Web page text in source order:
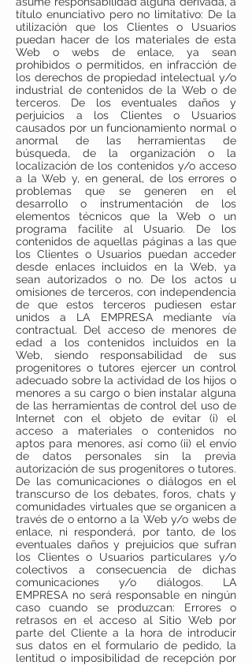
título enunciativo pero no limitativo: De la
utilización que los Clientes o Usuarios
puedan hacer de los materiales de esta
Web o webs de enlace, ya sean
prohibidos o permitidos, en infracción de
los derechos de propiedad intelectual y/o
industrial de contenidos de la Web o de
terceros. De los eventuales daños y
perjuicios a los Clientes o Usuarios
causados por un funcionamiento normal o
anormal de las herramientas de
búsqueda, de la organización o la
localización de los contenidos y/o acceso
a la Web y, en general, de los errores o
problemas que se generen en el
desarrollo o instrumentación de los
elementos técnicos que la Web o un
programa facilite al Usuario. De los
contenidos de aquellas páginas a las que
los Clientes o Usuarios puedan acceder
desde enlaces incluidos en la Web, ya
sean autorizados o no. De los actos u
omisiones de terceros, con independencia
de que estos terceros pudiesen estar
unidos a LA EMPRESA mediante vía
contractual. Del acceso de menores de
edad a los contenidos incluidos en la
Web, siendo responsabilidad de sus
progenitores o tutores ejercer un control
adecuado sobre la actividad de los hijos o
menores a su cargo o bien instalar alguna
de las herramientas de control del uso de
Internet con el objeto de evitar (i) el
acceso a materiales o contenidos no
aptos para menores, así como (ii) el envío
de datos personales sin la previa
autorización de sus progenitores o tutores.
De las comunicaciones o diálogos en el
transcurso de los debates, foros, chats y
comunidades virtuales que se organicen a
través de o entorno a la Web y/o webs de
enlace, ni responderá, por tanto, de los
eventuales daños y prejuicios que sufran
los Clientes o Usuarios particulares y/o
colectivos a consecuencia de dichas
comunicaciones y/o diálogos. LA
EMPRESA no será responsable en ningún
caso cuando se produzcan: Errores o
retrasos en el acceso al Sitio Web por
parte del Cliente a la hora de introducir
sus datos en el formulario de pedido, la
lentitud o imposibilidad de recepción por